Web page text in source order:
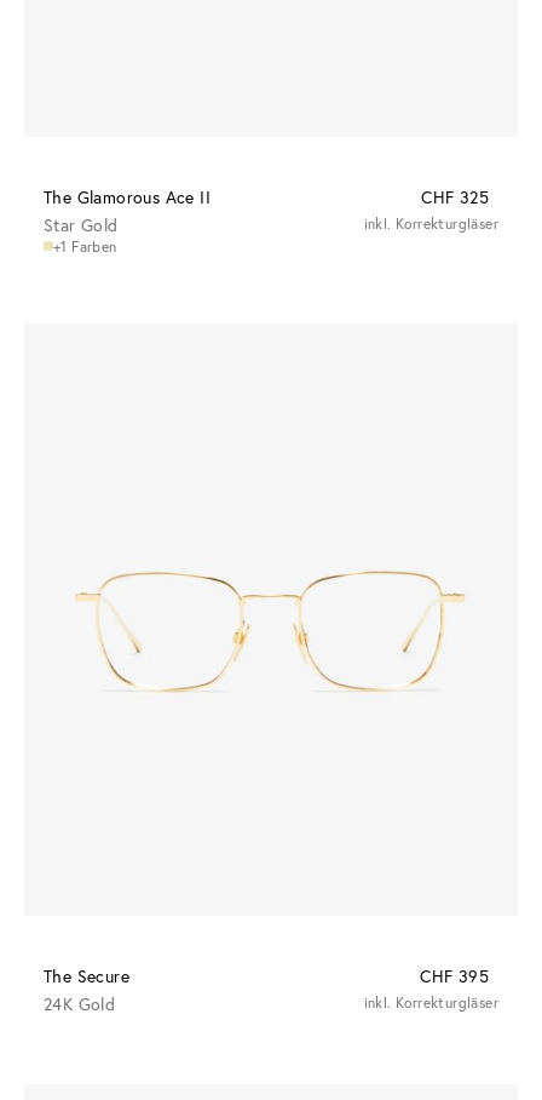
The Glamorous Ace II
CHF 325
Star Gold
+1 Farben
inkl. Korrekturgläser
The Secure
CHF 395
24K Gold
inkl. Korrekturgläser